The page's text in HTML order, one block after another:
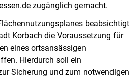
zugänglich gemacht.
beabsichtigt
Korbach die Voraussetzung für
eines ortsansässigen
Hierdurch soll ein
Sicherung und zum notwendigen